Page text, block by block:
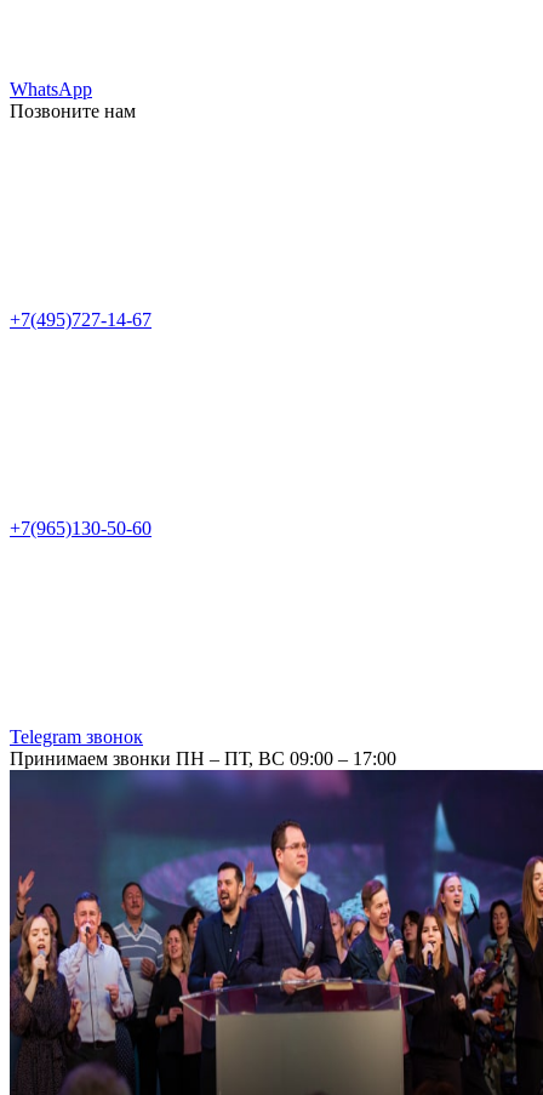
WhatsApp
Позвоните нам
+7(495)727-14-67
+7(965)130-50-60
Telegram звонок
Принимаем звонки ПН – ПТ, ВС 09:00 – 17:00